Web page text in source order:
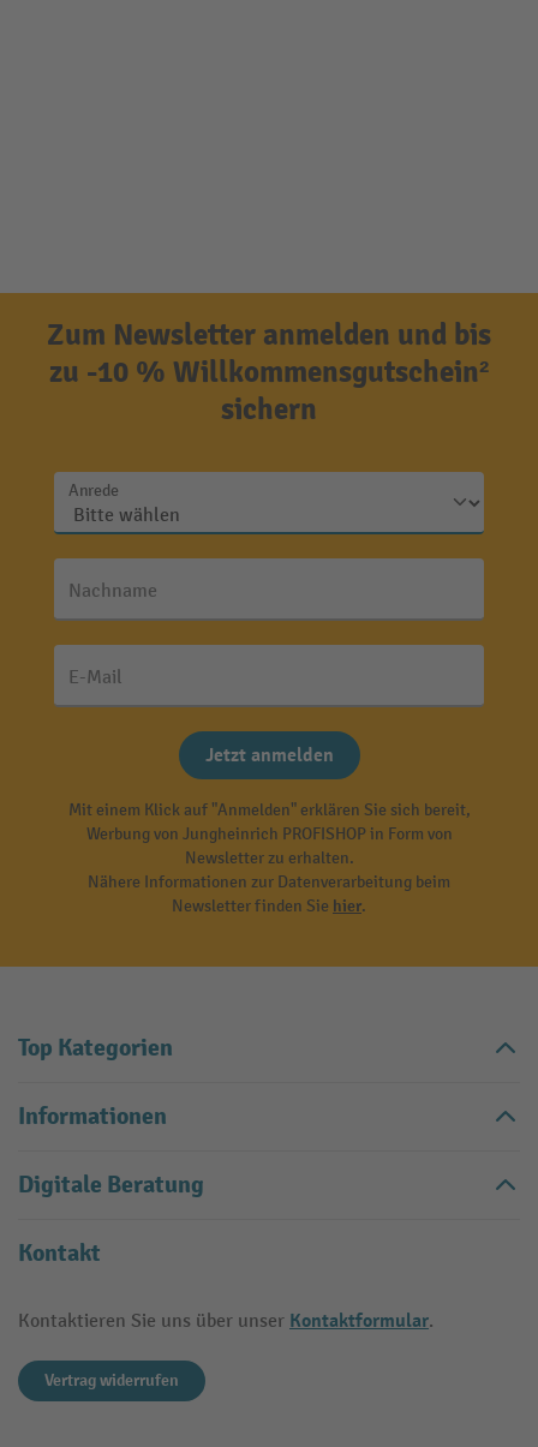
Zum Newsletter anmelden und bis
zu -10 % Willkommensgutschein²
sichern
Anrede
Nachname
E-Mail
Jetzt anmelden
Mit einem Klick auf "Anmelden" erklären Sie sich bereit,
Werbung von Jungheinrich PROFISHOP in Form von
Newsletter zu erhalten.
Nähere Informationen zur Datenverarbeitung beim
Newsletter finden Sie hier.
Top Kategorien
Informationen
Digitale Beratung
Kontakt
Kontaktieren Sie uns über unser Kontaktformular.
Vertrag widerrufen